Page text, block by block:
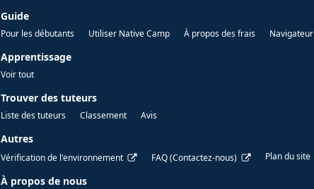
Guide
Pour les débutants Utiliser Native Camp À propos des frais Navigateur
Apprentissage
Voir tout
Trouver des tuteurs
Liste des tuteurs Classement Avis
Autres
Vérification de l'environnement FAQ (Contactez-nous) Plan du site
À propos de nous